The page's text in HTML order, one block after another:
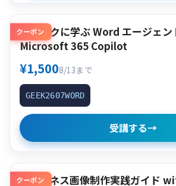
クーポン
クイックに学ぶ Word エージェン
Microsoft 365 Copilot
¥1,5008/13まで
GEEK2607WORD
受講する→
クーポン
AIビジネス画像制作実践ガイド